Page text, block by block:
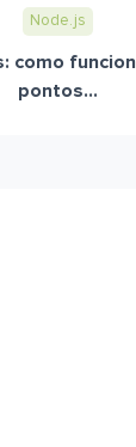
Node.js
como
pontos...